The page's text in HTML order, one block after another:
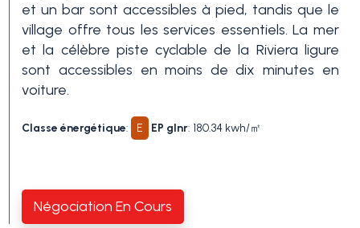
et un bar sont accessibles à pied, tandis que le
village offre tous les services essentiels. La mer
et la célèbre piste cyclable de la Riviera ligure
sont accessibles en moins de dix minutes en
voiture.
Classe énergétique: E EP glnr: 180.34 kwh/㎡
Négociation En Cours
Piscine